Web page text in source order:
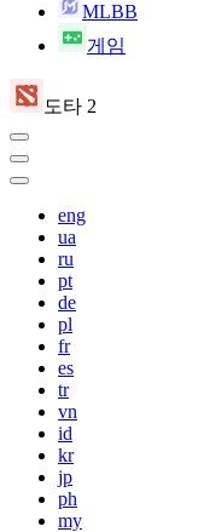
MLBB
게임
도타 2
eng
ua
ru
pt
de
pl
fr
es
tr
vn
id
kr
jp
ph
my